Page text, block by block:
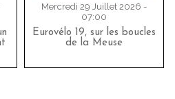
Mercredi 29 Juillet 2026 -
07:00
Eurovélo 19, sur les boucles
de la Meuse